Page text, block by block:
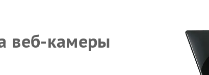
веб‑камеры